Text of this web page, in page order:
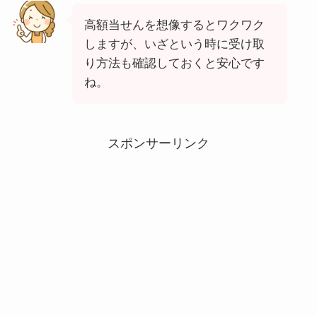
高額当せんを想像するとワクワク
しますが、いざという時に受け取
り方法も確認しておくと安心です
ね。
スポンサーリンク